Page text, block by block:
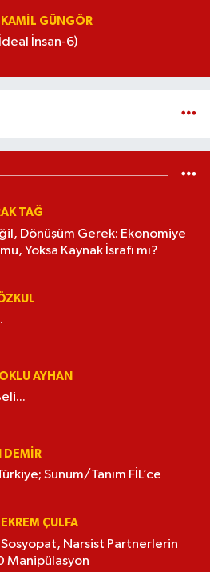
KAMIL GÜNGÖR
İnsan-6)
TAĞ
Dönüşüm Gerek: Ekonomiye
Yoksa Kaynak İsrafı mı?
AYHAN
DEMİR
Sunum/Tanım FİL’ce
ÇULFA
Narsist Partnerlerin
Manipülasyon